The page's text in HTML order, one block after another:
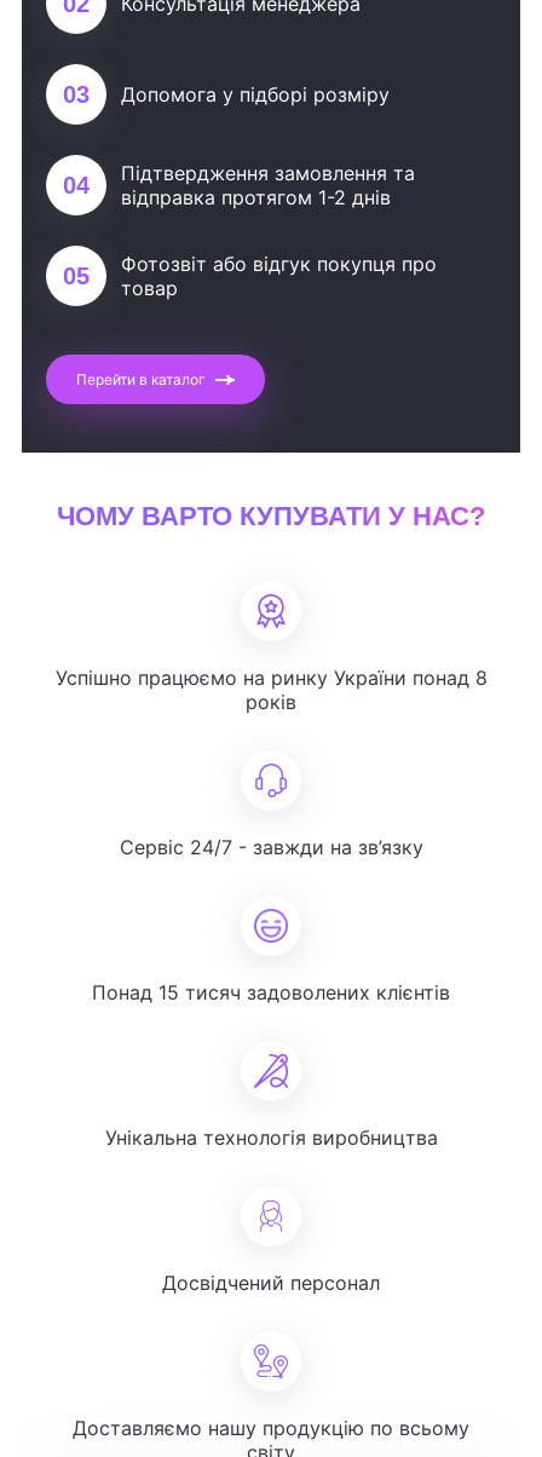
03 Допомога у підборі розміру
04
Підтвердження замовлення та
відправка протягом 1-2 днів
05
Фотозвіт або відгук покупця про
товар
Перейти в каталог
ЧОМУ ВАРТО КУПУВАТИ У НАС?
Успішно працюємо на ринку України понад 8
років
Сервіс 24/7 - завжди на зв’язку
Понад 15 тисяч задоволених клієнтів
Унікальна технологія виробництва
Досвідчений персонал
Доставляємо нашу продукцію по всьому